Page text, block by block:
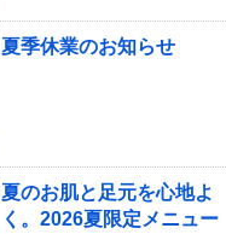
夏季休業のお知らせ
夏のお肌と足元を心地よ
く。2026夏限定メニュー